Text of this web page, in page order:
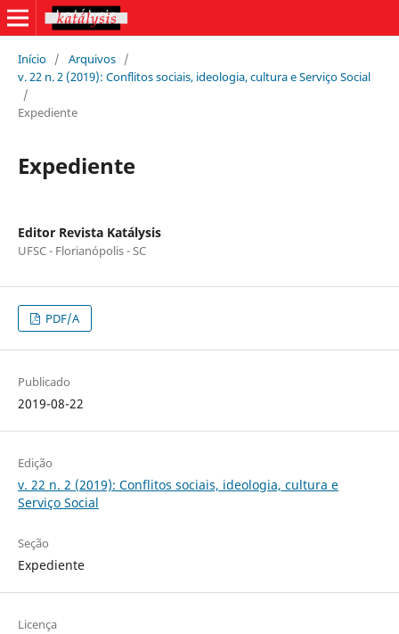
Início / Arquivos /
v. 22 n. 2 (2019): Conflitos sociais, ideologia, cultura e Serviço Social
/
Expediente
Expediente
Editor Revista Katálysis
UFSC - Florianópolis - SC
PDF/A
Publicado
2019-08-22
Edição
v. 22 n. 2 (2019): Conflitos sociais, ideologia, cultura e
Serviço Social
Seção
Expediente
Licença